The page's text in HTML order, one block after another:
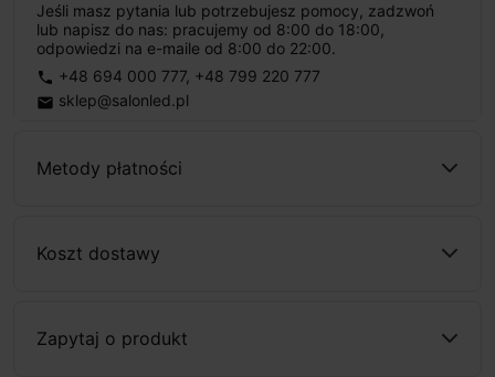
Jeśli masz pytania lub potrzebujesz pomocy, zadzwoń
lub napisz do nas: pracujemy od 8:00 do 18:00,
odpowiedzi na e-maile od 8:00 do 22:00.
phone +48 694 000 777, +48 799 220 777
email sklep@salonled.pl
Metody płatności
Koszt dostawy
Zapytaj o produkt